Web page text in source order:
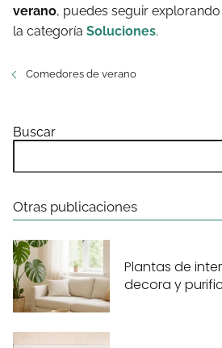
verano, puedes seguir
la categoría Soluciones.
Comedores de verano
Buscar
Otras publicaciones
Plantas de
decora y